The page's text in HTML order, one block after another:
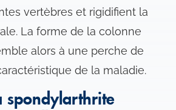
vertèbres et rigidifient la
La forme de la colonne
alors à une perche de
de la maladie.
spondylarthrite